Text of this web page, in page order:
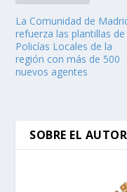
La Comunidad de
refuerza las plantillas de
Policías Locales de la
región con más de 500
nuevos agentes
SOBRE EL AUTOR